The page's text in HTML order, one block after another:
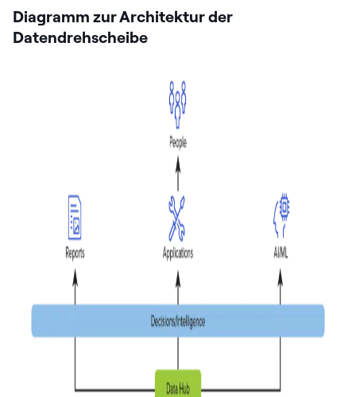
Diagramm zur Architektur der
Datendrehscheibe